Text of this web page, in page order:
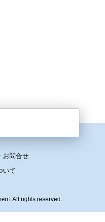
いて
All rights reserved.